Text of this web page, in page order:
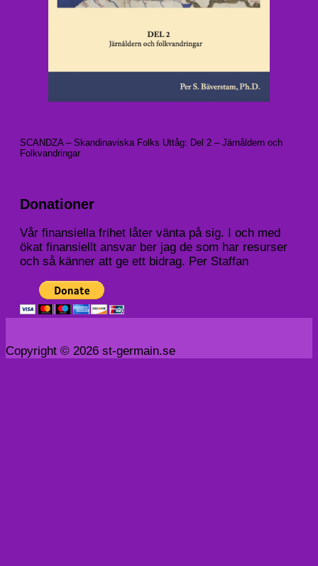
SCANDZA – Skandinaviska Folks Uttåg: Del 2 – Järnåldern och
Folkvandringar
Donationer
Vår finansiella frihet låter vänta på sig. I och med
ökat finansiellt ansvar ber jag de som har resurser
och så känner att ge ett bidrag. Per Staffan
Copyright © 2026 st-germain.se